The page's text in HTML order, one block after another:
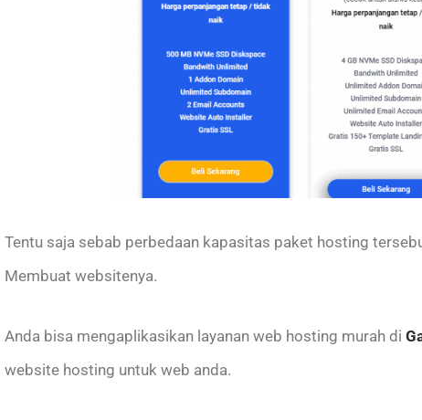
Tentu saja sebab perbedaan kapasitas paket hosting
Membuat websitenya.
Anda bisa mengaplikasikan layanan web hosting murah di
website hosting untuk web anda.